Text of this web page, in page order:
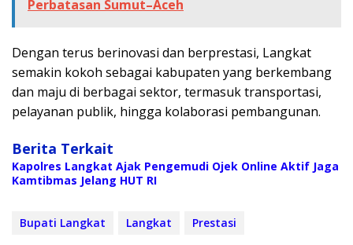
Perbatasan Sumut–Aceh
Dengan terus berinovasi dan berprestasi, Langkat
semakin kokoh sebagai kabupaten yang berkembang
dan maju di berbagai sektor, termasuk transportasi,
pelayanan publik, hingga kolaborasi pembangunan.
Berita Terkait
Kapolres Langkat Ajak Pengemudi Ojek Online Aktif Jaga
Kamtibmas Jelang HUT RI
Bupati Langkat Langkat Prestasi